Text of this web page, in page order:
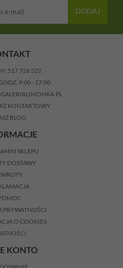
DODAJ
517 726 522
9:00 - 17:00
KONTAKTOWY
BLOG
SKLEPU
DOSTAWY
PRYWATNOŚCI
O COOKIES
KONTO